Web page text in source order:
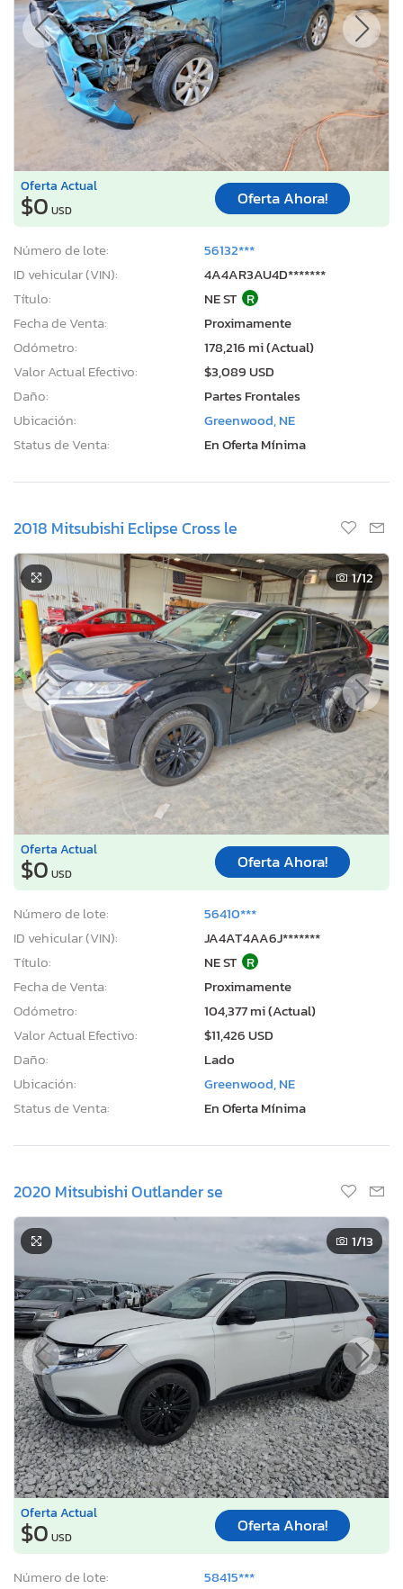
Oferta Actual
$0 USD
Oferta Ahora!
Número de lote:
56132***
ID vehicular (VIN):
4A4AR3AU4D*******
Título:
NE ST R
Fecha de Venta:
Proximamente
Odómetro:
178,216 mi (Actual)
Valor Actual Efectivo:
$3,089 USD
Daño:
Partes Frontales
Ubicación:
Greenwood, NE
Status de Venta:
En Oferta Mínima
2018 Mitsubishi Eclipse Cross le
1/12
Oferta Actual
$0 USD
Oferta Ahora!
Número de lote:
56410***
ID vehicular (VIN):
JA4AT4AA6J*******
Título:
NE ST R
Fecha de Venta:
Proximamente
Odómetro:
104,377 mi (Actual)
Valor Actual Efectivo:
$11,426 USD
Daño:
Lado
Ubicación:
Greenwood, NE
Status de Venta:
En Oferta Mínima
2020 Mitsubishi Outlander se
1/13
Oferta Actual
$0 USD
Oferta Ahora!
Número de lote:
58415***